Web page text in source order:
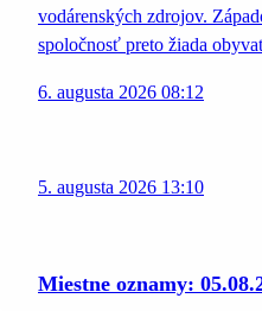
vodárenských zdrojov.
spoločnosť preto žiada
6. augusta 2026 08:12
5. augusta 2026 13:10
Miestne oznamy: